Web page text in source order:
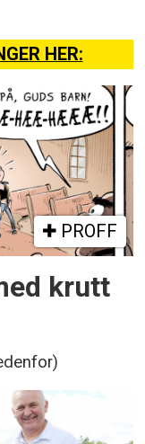
HER:
PROFF
krutt